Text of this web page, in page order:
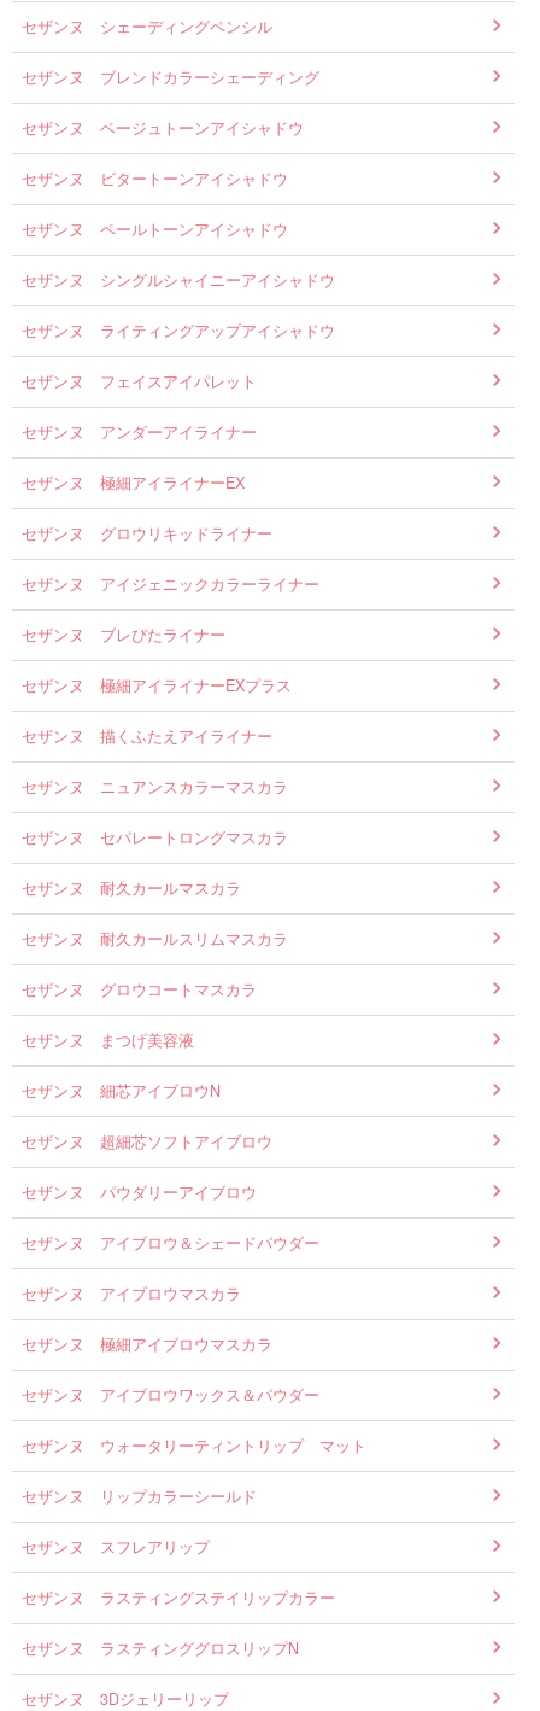
セザンヌ シェーディングペンシル
セザンヌ ブレンドカラーシェーディング
セザンヌ ベージュトーンアイシャドウ
セザンヌ ビタートーンアイシャドウ
セザンヌ ペールトーンアイシャドウ
セザンヌ シングルシャイニーアイシャドウ
セザンヌ ライティングアップアイシャドウ
セザンヌ フェイスアイパレット
セザンヌ アンダーアイライナー
セザンヌ 極細アイライナーEX
セザンヌ グロウリキッドライナー
セザンヌ アイジェニックカラーライナー
セザンヌ ブレぴたライナー
セザンヌ 極細アイライナーEXプラス
セザンヌ 描くふたえアイライナー
セザンヌ ニュアンスカラーマスカラ
セザンヌ セパレートロングマスカラ
セザンヌ 耐久カールマスカラ
セザンヌ 耐久カールスリムマスカラ
セザンヌ グロウコートマスカラ
セザンヌ まつげ美容液
セザンヌ 細芯アイブロウN
セザンヌ 超細芯ソフトアイブロウ
セザンヌ パウダリーアイブロウ
セザンヌ アイブロウ＆シェードパウダー
セザンヌ アイブロウマスカラ
セザンヌ 極細アイブロウマスカラ
セザンヌ アイブロウワックス＆パウダー
セザンヌ ウォータリーティントリップ マット
セザンヌ リップカラーシールド
セザンヌ スフレアリップ
セザンヌ ラスティングステイリップカラー
セザンヌ ラスティンググロスリップN
セザンヌ 3Dジェリーリップ